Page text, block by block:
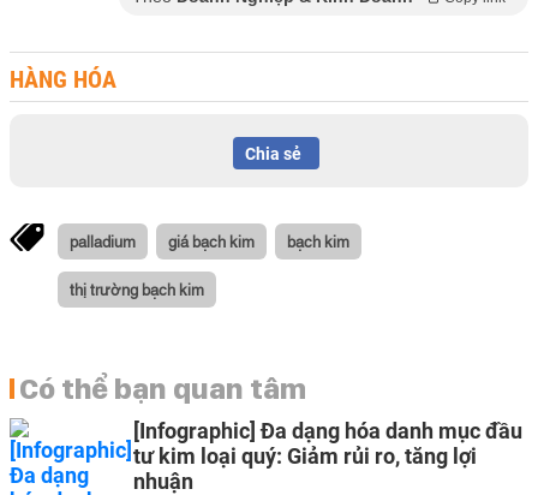
HÀNG HÓA
Chia sẻ
palladium giá bạch kim bạch kim
thị trường bạch kim
Có thể bạn quan tâm
[Infographic] Đa dạng hóa danh mục đầu
tư kim loại quý: Giảm rủi ro, tăng lợi
nhuận